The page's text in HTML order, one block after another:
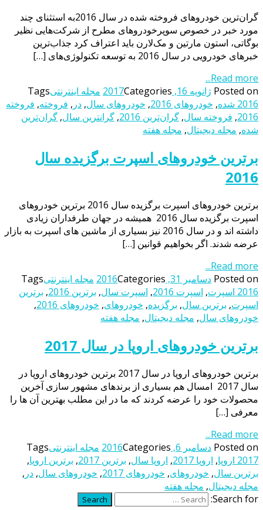
گران‌ترین خودروهای فروخته شده در سال 2016به استثنای چند
مورد خبر در خصوص سوپرخودروهای مطرح از شرکت‌هایی نظیر
بوگاتی، استون مارتین و مک‌لارن باید اعتراف کرد جذاب‌ترین
خبرهای خودرویی در سال 2016 به توسعه تکنولوژی‌های […]
Read more...
Posted on ژانویه 16, 2017 Categories مجله اینترنتیTags
2016 شده
, خودروهای 2016 , خودروهای سال, در , فروخته, فروخته
2016
, فروخته سال, گران‌ترین 2016 , گرانترین سال, گران‌ترین
شده, مجله دیجیتال, مجله هفته
برترین خودروهای اسپرت برگزیده سال
2016
برترین خودروهای اسپرت برگزیده سال 2016 برترین خودروهای
اسپرت برگزیده سال 2016 همیشه در جهان طرفداران زیادی
داشته اند و در سال 2016 نیز بسیاری از ماشین های اسپرت به بازار
عرضه شدند. اگر بخواهیم قوانین […]
Read more...
Posted on دسامبر 31, 2016 Categories مجله اینترنتیTags
2016 اسپرت
, اسپرت 2016 , اسپرت سال, برترین 2016 , برترین
اسپرت, برترین سال, برگزیده, خودروهای, خودروهای 2016
,
خودروهای سال, مجله دیجیتال, مجله هفته
برترین خودروهای اروپا در سال 2017
برترین خودروهای اروپا در سال 2017 برترین خودروهای اروپا در
سال 2017 امسال هم بسیاری از برندهای مشهور سازی آخرین
محصولات خود را عرضه کردند که ما در این مطلب بهترین آن ها را
معرفی […]
Read more...
Posted on دسامبر 6, 2016 Categories مجله اینترنتیTags
2017 اروپا
, اروپا 2017 , اروپا سال, برترین 2017 , برترین اروپا,
برترین سال, خودروهای, خودروهای 2017 , خودروهای سال, در ,
مجله دیجیتال, مجله هفته
Search for:
Search